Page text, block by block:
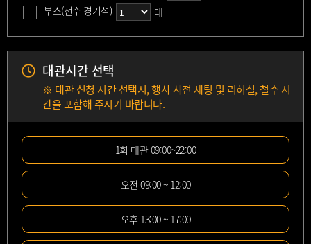
부스(선수 경기석)
대
대관시간 선택
※ 대관 신청 시간 선택시, 행사 사전 세팅 및 리허설, 철수 시
간을 포함해 주시기 바랍니다.
1회 대관 09:00~22:00
오전 09:00 ~ 12:00
오후 13:00 ~ 17:00